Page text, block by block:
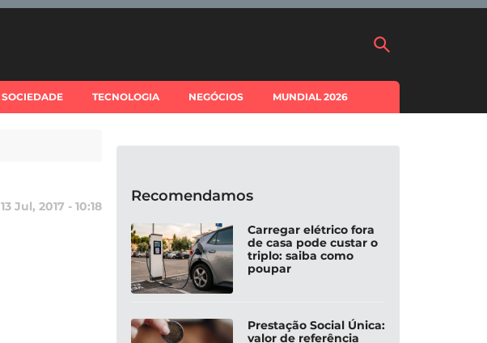
SOCIEDADE TECNOLOGIA NEGÓCIOS MUNDIAL 2026
13 Jul, 2017 - 10:18
Recomendamos
Carregar elétrico fora
de casa pode custar o
triplo: saiba como
poupar
Prestação Social Única:
valor de referência